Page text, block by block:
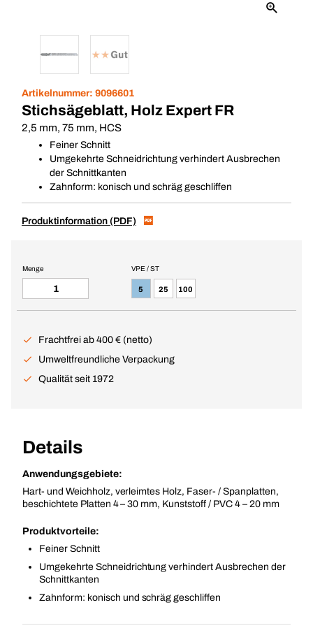
Artikelnummer: 9096601
Stichsägeblatt, Holz Expert FR
2,5 mm, 75 mm, HCS
Feiner Schnitt
Umgekehrte Schneidrichtung verhindert Ausbrechen
der Schnittkanten
Zahnform: konisch und schräg geschliffen
Produktinformation (PDF)
VPE / ST
5 25 100
Menge
Frachtfrei ab 400 € (netto)
Umweltfreundliche Verpackung
Qualität seit 1972
Details
Anwendungsgebiete:
Hart- und Weichholz, verleimtes Holz, Faser- / Spanplatten,
beschichtete Platten 4 – 30 mm, Kunststoff / PVC 4 – 20 mm
Produktvorteile:
Feiner Schnitt
Umgekehrte Schneidrichtung verhindert Ausbrechen der
Schnittkanten
Zahnform: konisch und schräg geschliffen